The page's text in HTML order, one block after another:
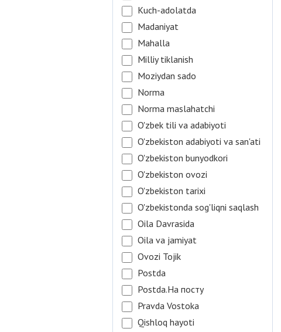
Kuch-adolatda
Madaniyat
Mahalla
Milliy tiklanish
Moziydan sado
Norma
Norma maslahatchi
O'zbek tili va adabiyoti
O'zbekiston adabiyoti va san'ati
O'zbekiston bunyodkori
O'zbekiston ovozi
O'zbekiston tarixi
O'zbekistonda sog'liqni saqlash
Oila Davrasida
Oila va jamiyat
Ovozi Tojik
Postda
Postda.На посту
Pravda Vostoka
Qishloq hayoti